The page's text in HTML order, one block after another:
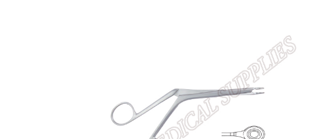
<h6 style= “font-size: 13px; font-weight: 600; text-transform: